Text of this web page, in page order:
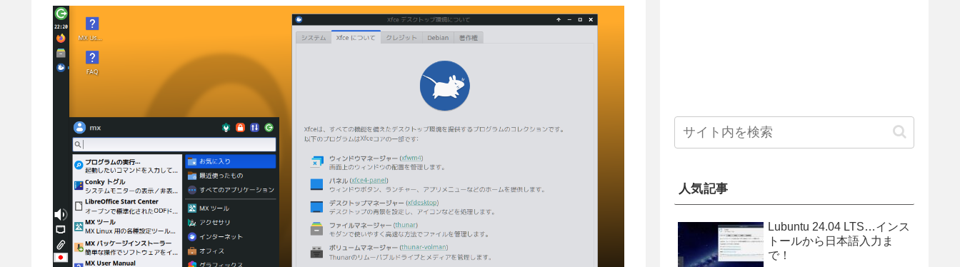
人気記事
Lubuntu 24.04 LTS…インス
トールから日本語入力ま
で！